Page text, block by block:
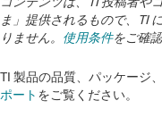
ま」提供されるもので、TI
りません。 使用条件をご確
TI 製品の品質、パッケージ
ポート をご覧ください。